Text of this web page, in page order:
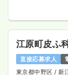
江原町皮ふ
直接応募求人
東京都中野区 / 新